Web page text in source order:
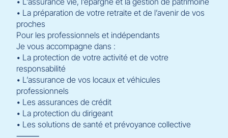
• La préparation de votre retraite et de l’avenir de vos
proches
Pour les professionnels et indépendants
Je vous accompagne dans :
• La protection de votre activité et de votre
responsabilité
• L’assurance de vos locaux et véhicules
professionnels
• Les assurances de crédit
• La protection du dirigeant
• Les solutions de santé et prévoyance collective
⸻